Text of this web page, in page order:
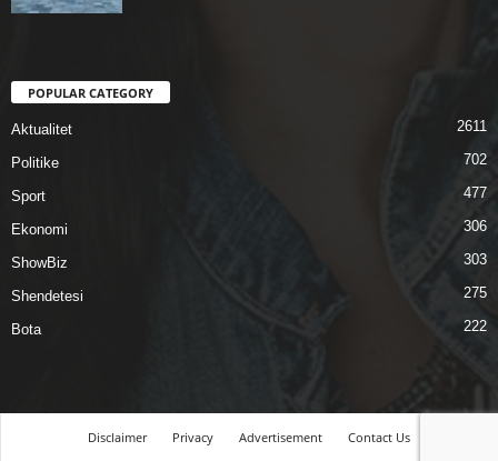
POPULAR CATEGORY
Aktualitet 2611
Politike 702
Sport 477
Ekonomi 306
ShowBiz 303
Shendetesi 275
Bota 222
Disclaimer Privacy Advertisement Contact Us